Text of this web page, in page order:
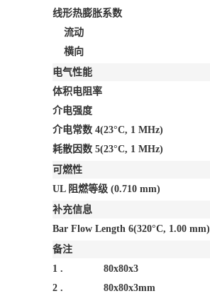
线形热膨胀系数
流动
横向
电气性能
体积电阻率
介电强度
介电常数 4(23°C, 1 MHz)
耗散因数 5(23°C, 1 MHz)
可燃性
UL 阻燃等级 (0.710 mm)
补充信息
Bar Flow Length 6(320°C, 1.00 mm)
备注
1 .
80x80x3
2 .
80x80x3mm